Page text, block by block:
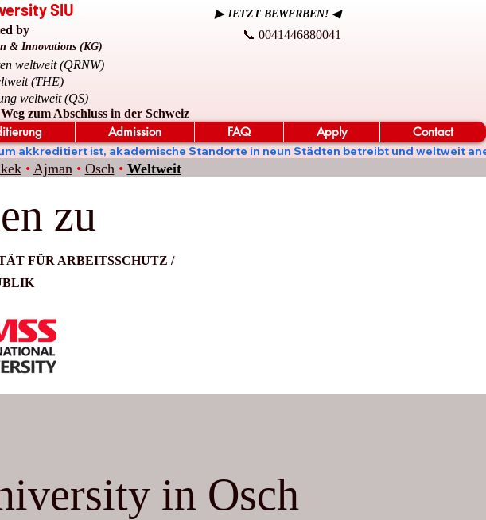
SIU
by
& Innovations (KG)
weltweit (QRNW)
(THE)
▶ JETZT BEWERBEN! ◀
📞 0041446880041
weltweit (QS)
zum Abschluss in der Schweiz
Admission FAQ Apply Contact
ist, akademische Standorte in neun Städten betreibt und weltweit
• Ajman • Osch • Weltweit
zu
FÜR ARBEITSSCHUTZ /
in Osch